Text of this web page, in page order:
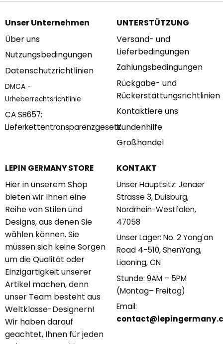
Unser Unternehmen
Über uns
Nutzungsbedingungen
Datenschutzrichtlinien
DMCA -
Urheberrechtsrichtlinie
CA SB657:
Lieferkettentransparenzgesetz
UNTERSTÜTZUNG
Versand- und
Lieferbedingungen
Zahlungsbedingungen
Rückgabe- und
Rückerstattungsrichtlinien
Kontaktiere uns
Kundenhilfe
Großhandel
LEPIN GERMANY STORE
Hier in unserem Shop
bieten wir Ihnen eine
Reihe von Stilen und
Designs, aus denen Sie
wählen können. Sie
müssen sich keine Sorgen
um die Qualität oder
Einzigartigkeit unserer
Artikel machen, denn
unser Team besteht aus
Weltklasse-Designern!
Wir haben darauf
geachtet, Ihnen für jeden
KONTAKT
Unser Hauptsitz: Jenaer
Strasse 3, Duisburg,
Nordrhein-Westfalen,
47058
Unser Lager: No. 2 Yong'an
Road 4-510, ShenYang,
Liaoning, CN
Stunde: 9AM – 5PM
(Montag– Freitag)
Email: